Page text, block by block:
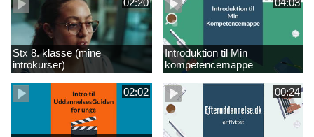
Stx 8. klasse (mine
introkurser)
Introduktion til Min
kompetencemappe
02:02 00:24